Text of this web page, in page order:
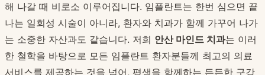
해 나갈 때 비로소 이루어집니다. 임플란트는 한번 심으면 끝
나는 일회성 시술이 아니라, 환자와 치과가 함께 가꾸어 나가
는 소중한 자산과도 같습니다. 저희 안산 마인드 치과는 이러
한 철학을 바탕으로 모든 임플란트 환자분들께 최고의 의료
서비스를 제공하는 것을 넘어, 평생을 함께하는 든든한 구강